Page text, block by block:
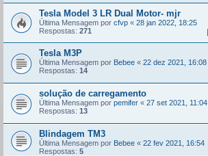
Tesla Model 3 LR Dual Motor- mjr
Última Mensagem por cfvp « 28 jan 2022, 18:25
Respostas: 271
Tesla M3P
Última Mensagem por Bebee « 22 dez 2021, 16:08
Respostas: 14
solução de carregamento
Última Mensagem por pemifer « 27 set 2021, 11:04
Respostas: 13
Blindagem TM3
Última Mensagem por Bebee « 22 fev 2021, 16:54
Respostas: 5